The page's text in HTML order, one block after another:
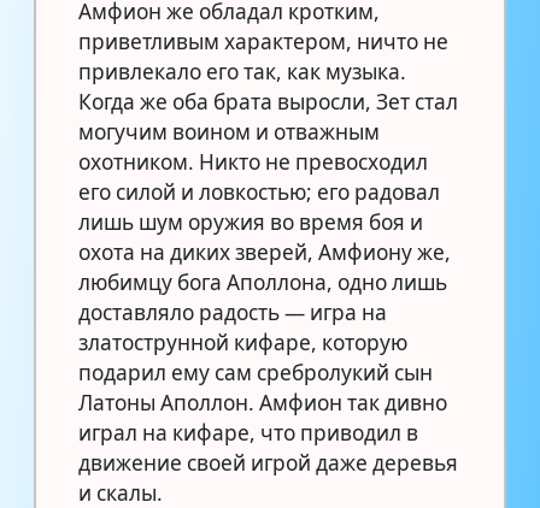
Амфион же обладал кротким,
приветливым характером, ничто не
привлекало его так, как музыка.
Когда же оба брата выросли, Зет стал
могучим воином и отважным
охотником. Никто не превосходил
его силой и ловкостью; его радовал
лишь шум оружия во время боя и
охота на диких зверей, Амфиону же,
любимцу бога Аполлона, одно лишь
доставляло радость — игра на
златострунной кифаре, которую
подарил ему сам сребролукий сын
Латоны Аполлон. Амфион так дивно
играл на кифаре, что приводил в
движение своей игрой даже деревья
и скалы.